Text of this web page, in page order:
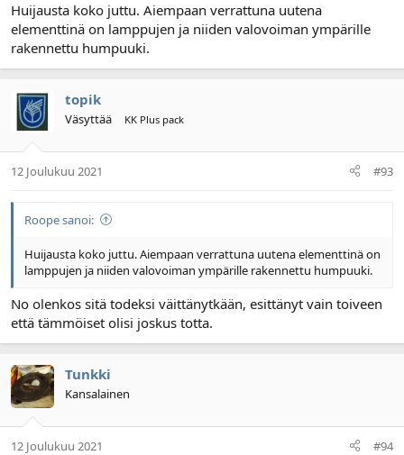
Huijausta koko juttu. Aiempaan verrattuna uutena
elementtinä on lamppujen ja niiden valovoiman ympärille
rakennettu humpuuki.
topik
Väsyttää KK Plus pack
12 Joulukuu 2021 #93
Roope sanoi:
Huijausta koko juttu. Aiempaan verrattuna uutena elementtinä on
lamppujen ja niiden valovoiman ympärille rakennettu humpuuki.
No olenkos sitä todeksi väittänytkään, esittänyt vain toiveen
että tämmöiset olisi joskus totta.
Tunkki
Kansalainen
12 Joulukuu 2021 #94